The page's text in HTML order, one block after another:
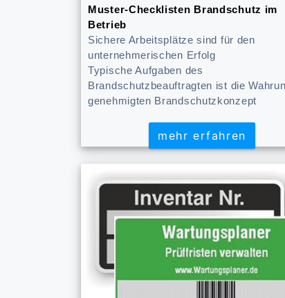
Muster-Checklisten Brandschutz im
Betrieb
Sichere Arbeitsplätze sind für den
unternehmerischen Erfolg
Typische Aufgaben des
Brandschutzbeauftragten ist die
genehmigten Brandschutzkonzept
mehr erfahren
mehr erfahren